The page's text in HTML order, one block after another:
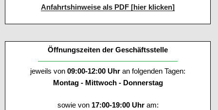
Anfahrtshinweise als PDF [hier klicken]
Öffnungszeiten der Geschäftsstelle
jeweils von 09:00-12:00 Uhr an folgenden Tagen:
Montag - Mittwoch - Donnerstag
sowie von 17:00-19:00 Uhram: